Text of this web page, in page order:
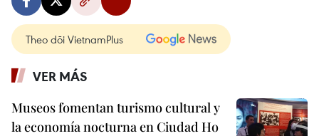
Theo dõi VietnamPlus
VER MÁS
Museos fomentan turismo cultural y
la economía nocturna en Ciudad Ho